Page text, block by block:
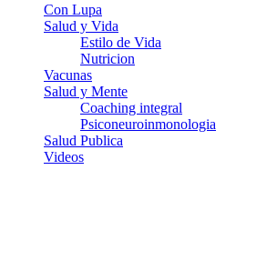
Con Lupa
Salud y Vida
Estilo de Vida
Nutricion
Vacunas
Salud y Mente
Coaching integral
Psiconeuroinmonologia
Salud Publica
Videos